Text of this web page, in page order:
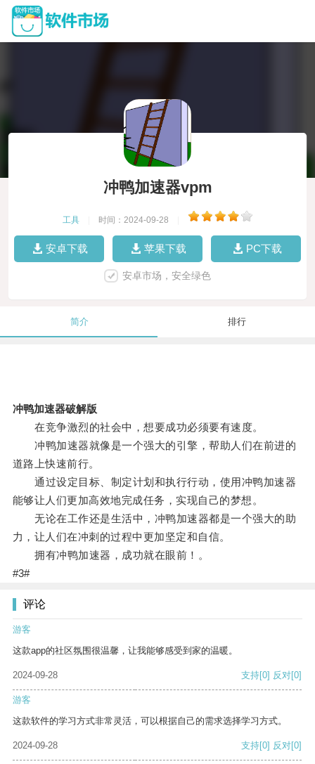
冲鸭加速器vpm
工具 时间：2024-09-28
安卓下载 苹果下载 PC下载
安卓市场，安全绿色
简介 排行
冲鸭加速器破解版
在竞争激烈的社会中，想要成功必须要有速度。
冲鸭加速器就像是一个强大的引擎，帮助人们在前进的
道路上快速前行。
通过设定目标、制定计划和执行行动，使用冲鸭加速器
能够让人们更加高效地完成任务，实现自己的梦想。
无论在工作还是生活中，冲鸭加速器都是一个强大的助
力，让人们在冲刺的过程中更加坚定和自信。
拥有冲鸭加速器，成功就在眼前！。
#3#
评论
游客
这款app的社区氛围很温馨，让我能够感受到家的温暖。
2024-09-28 支持[0] 反对[0]
游客
这款软件的学习方式非常灵活，可以根据自己的需求选择学习方式。
2024-09-28 支持[0] 反对[0]